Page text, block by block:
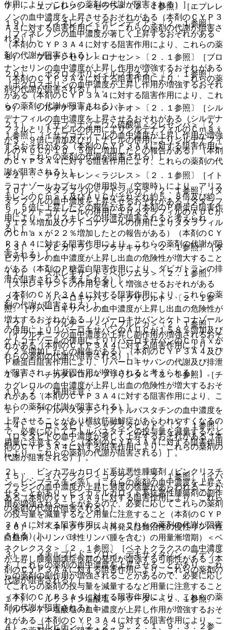
作用により、これらの薬剤の代謝が阻害される）］。
１９）． フィネレノン＜ケレンディア＞〔２．１参照〕
［フィネレノンの血中濃度が著しく上昇するおそれがある
（本剤のＣＹＰ３Ａ４に対する阻害作用により、これらの薬
剤の代謝が阻害される）］。
２０）． ボクロスポリン＜ルプキネス＞〔２．１参照〕
［ボクロスポリンの血中濃度が上昇し作用が増強するおそれ
がある（本剤のＣＹＰ３Ａ４に対する阻害作用により、これ
らの薬剤の代謝が阻害される）］。
２１）． イサブコナゾニウム硫酸塩＜クレセンバ＞〔２．
１参照〕［イサブコナゾールの血中濃度が上昇し作用が増強
するおそれがある（本剤のＣＹＰ３Ａ４に対する阻害作用に
より、これらの薬剤の代謝が阻害される）］。
２２）． アリスキレン＜ラジレス＞〔２．１参照〕［イト
ラコナゾールカプセルの併用投与（空腹時）により、アリス
キレンのＣｍａｘ及びＡＵＣがそれぞれ約５．８倍及び約
６．５倍に上昇したとの報告がある（本剤のＰ糖蛋白阻害作
用により、アリスキレンの排泄が阻害されると考えられ
る）］。
２３）． ダビガトラン＜プラザキサ＞〔２．１参照〕［ダ
ビガトランの血中濃度が上昇し出血の危険性が増大すること
がある（本剤のＰ糖蛋白阻害作用により、ダビガトランの排
泄が阻害されると考えられる）］。
２４）． リバーロキサバン＜イグザレルト＞〔２．１参
照〕［リバーロキサバンの血中濃度が上昇し出血の危険性が
増大するおそれがある（リバーロキサバンとケトコナゾール
の併用によりリバーロキサバンのＡＵＣが１５８％増加及び
ケトコナゾールの併用によりリバーロキサバンのＣｍａｘが
７２％増加したとの報告がある）（本剤のＣＹＰ３Ａ４及び
Ｐ糖蛋白阻害作用により、リバーロキサバンの代謝及び排泄
が阻害され、抗凝固作用が増強されると考えられる）］。
１０．２． 併用注意：
１）． アトルバスタチン［アトルバスタチンの血中濃度を
上昇させることがあり横紋筋融解症があらわれやすくなるの
で、必要に応じてアトルバスタチンの投与量を減量するなど
用量に注意すること（本剤のＣＹＰ３Ａ４に対する阻害作用
により、これらの薬剤の代謝が阻害される）］。
２）． ビンカアルカロイド系抗悪性腫瘍剤（ビンクリスチ
ン、ビンブラスチン等）［これらの薬剤の血中濃度を上昇さ
せることがあり、ビンカアルカロイド系抗悪性腫瘍剤の副作
用が増強されることがあるので、必要に応じてこれらの薬剤
の投与量を減量するなど用量に注意すること（本剤のＣＹＰ
３Ａ４に対する阻害作用により、これらの薬剤の代謝が阻害
される）］。
３）． メチルプレドニゾロン、デキサメタゾン、ブデソニ
ド［これらの薬剤の血中濃度を上昇させることがあり、これ
らの薬剤の副作用が増強されることがあるので、必要に応じ
てこれらの薬剤の投与量を減量するなど用量に注意すること
（本剤のＣＹＰ３Ａ４に対する阻害作用により、これらの薬
剤の代謝が阻害される）］。
４）． コルヒチン〔２．２、９．２．１、９．３．２参
７）． エプレレノン＜セララ＞〔２．１参照〕［エプレレ
ノンの血中濃度を上昇させるおそれがある（本剤のＣＹＰ３
Ａ４に対する阻害作用により、これらの薬剤の代謝が阻害さ
れる）］。
８）． ブロナンセリン＜ロナセン＞〔２．１参照〕［ブロ
ナンセリンの血中濃度が上昇し作用が増強するおそれがある
（本剤のＣＹＰ３Ａ４に対する阻害作用により、これらの薬
剤の代謝が阻害される）］。
９）． シルデナフィル＜レバチオ＞〔２．１参照〕［シル
デナフィルの血中濃度を上昇させるおそれがある（シルデナ
フィルとリトナビルの併用によりシルデナフィルのＣｍａｘ
が３．９倍に増加及びリトナビルの併用によりシルデナフィ
ルのＡＵＣが１０．５倍に増加したとの報告がある）（本剤
のＣＹＰ３Ａ４に対する阻害作用により、これらの薬剤の代
謝が阻害される）］。
１０）． タダラフィル＜アドシルカ＞〔２．１参照〕［タ
ダラフィルの血中濃度を上昇させるおそれがある（タダラフ
ィルとケトコナゾールの併用によりタダラフィルのＡＵＣが
３１２％増加及びケトコナゾールの併用によりタダラフィル
のＣｍａｘが２２％増加したとの報告がある）（本剤のＣＹ
Ｐ３Ａ４に対する阻害作用により、これらの薬剤の代謝が阻
害される）］。
１１）． スボレキサント＜ベルソムラ＞〔２．１参照〕
［スボレキサントの作用を著しく増強させるおそれがある
（本剤のＣＹＰ３Ａ４に対する阻害作用により、これらの薬
剤の代謝が阻害される）］。
１２）． イブルチニブ＜イムブルビカ＞〔２．１参照〕
［イブルチニブの血中濃度が上昇し副作用が増強されるおそ
れがある（本剤のＣＹＰ３Ａ４に対する阻害作用により、こ
れらの薬剤の代謝が阻害される）］。
１３）． チカグレロル＜ブリリンタ＞〔２．１参照〕［チ
カグレロルの血中濃度が上昇し出血の危険性が増大するおそ
れがある（本剤のＣＹＰ３Ａ４に対する阻害作用により、こ
れらの薬剤の代謝が阻害される）］。
１４）． ロミタピド＜ジャクスタピッド＞〔２．１参照〕
［ロミタピドの血中濃度が著しく上昇するおそれがある（本
剤のＣＹＰ３Ａ４に対する阻害作用により、これらの薬剤の
代謝が阻害される）］。
１５）． イバブラジン＜コララン＞〔２．１参照〕［イバ
ブラジンの血中濃度が上昇し過度の徐脈があらわれることが
ある（本剤のＣＹＰ３Ａ４に対する阻害作用により、これら
の薬剤の代謝が阻害される）］。
１６）． ベネトクラクス（再発又は難治性の慢性リンパ性
白血病（小リンパ球性リンパ腫を含む）の用量漸増期）＜ベ
ネクレクスタ＞〔２．１参照〕［ベネトクラクスの血中濃度
が上昇し腫瘍崩壊症候群の発現が増強する可能性がある（本
剤のＣＹＰ３Ａ４に対する阻害作用により、これらの薬剤の
代謝が阻害される）］。
１７）． ルラシドン塩酸塩＜ラツーダ＞〔２．１参照〕
［ルラシドン塩酸塩の血中濃度が上昇し作用が増強するおそ
れがある（本剤のＣＹＰ３Ａ４に対する阻害作用により、こ